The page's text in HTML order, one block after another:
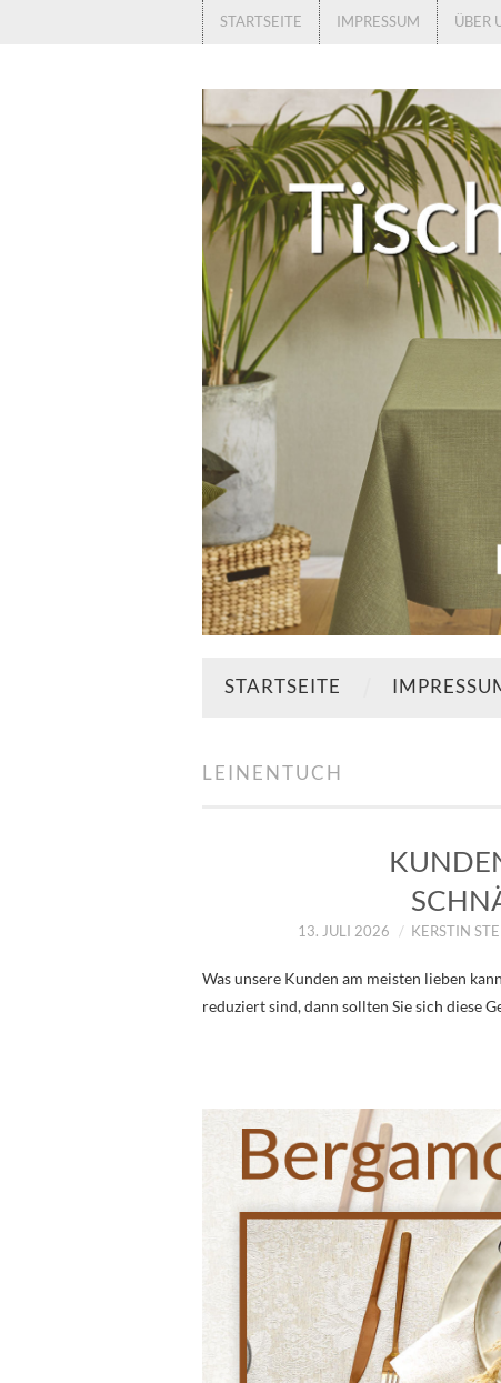
STARTSEITE IMPRESSUM ÜBER
STARTSEITE
LEINENTUCH
13. JULI 2026 KERSTIN
Was unsere Kunden am meisten lieben
reduziert sind, dann sollten Sie sich diese